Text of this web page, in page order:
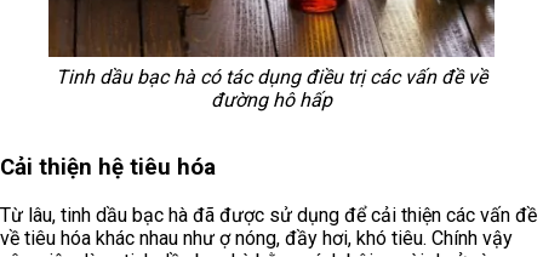
Tinh dầu bạc hà có tác dụng điều trị các vấn đề về
đường hô hấp
Cải thiện hệ tiêu hóa
Từ lâu, tinh dầu bạc hà đã được sử dụng để cải thiện các vấn đề
về tiêu hóa khác nhau như ợ nóng, đầy hơi, khó tiêu. Chính vậy